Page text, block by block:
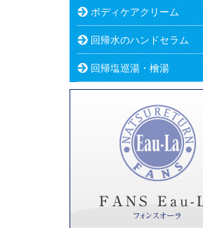
ボディケアクリーム
回帰水のハンドセラム
回帰塩巡湯・檜湯